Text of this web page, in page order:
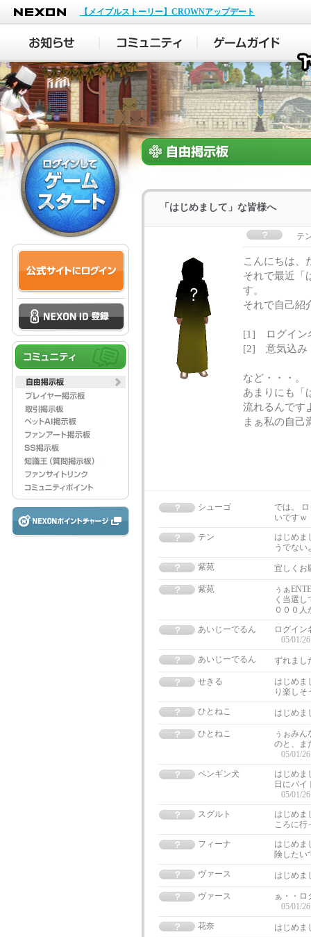
NEXON
【メイプルストーリー】CROWNアップデート
「はじめまして」な皆様へ
テ
こんにちは、
それで最近「
す。
それで自己紹
[1] ログイン
[2] 意気込み
など・・・。
あまりにも「
流れるんです
まぁ私の自己
シューゴ
では。
いですｗ
テン
はじめま
うでな
紫苑
宜しくお
紫苑
ぅぁ
く当選
０００
あいじーでるん
ログイン
05/01/
あいじーでるん
ずれま
せきる
はじめま
り楽し
ひとねこ
はじめま
ひとねこ
ぅぉみ
のと、ま
05/01/
ペンギン犬
はじめま
日にバ
05/01/
スグルト
はじめま
ころに行
フィーナ
はじめま
険した
ヴァース
はじめま
ヴァース
ぁ・・
05/01/
花奈
はじめま